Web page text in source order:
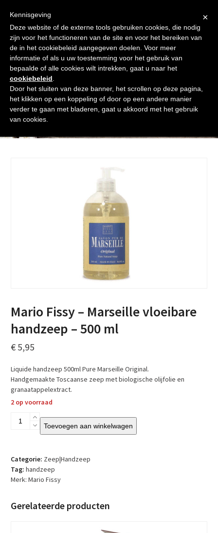
content
Afrekenen
Winkelmand Shop
Open
mobile
menu
Close
mobile
menu
Shop
Mario Fissy – Marseille vloeibare
handzeep – 500 ml
€ 5,95
Liquide handzeep 500ml Pure Marseille Original.
Handgemaakte Toscaanse zeep met biologische olijfolie en
granaatappelextract.
2 op voorraad
Mario
vloeibare
handzeep
–
aantal
Toevoegen aan winkelwagen
Categorie: Zeep|Handzeep
Tag: handzeep
Merk:Mario Fissy
Gerelateerde producten
×
Kennisgeving
Deze website of de externe tools gebruiken cookies, die nodig
zijn voor het functioneren van de site en voor het bereiken van
de in het cookiebeleid aangegeven doelen. Voor meer
informatie of als u uw toestemming voor het gebruik van
bepaalde of alle cookies wilt intrekken, gaat u naar het
cookiebeleid
Door het sluiten van deze banner, het scrollen op deze pagina,
het klikken op een koppeling of door op een andere manier
verder te gaan met bladeren, gaat u akkoord met het gebruik
van cookies.